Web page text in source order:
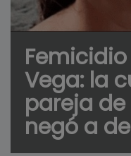
Vega: la
pareja de
negó a